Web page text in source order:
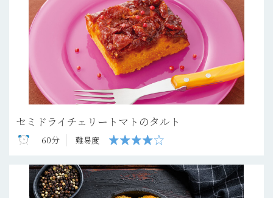
セミドライチェリートマトのタルト
60分 難易度